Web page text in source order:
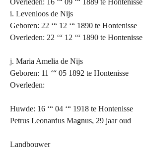
Overleden: 16 ‘“ 09 ‘“ 1889 te Hontenisse
i. Levenloos de Nijs
Geboren: 22 ‘“ 12 ‘“ 1890 te Hontenisse
Overleden: 22 ‘“ 12 ‘“ 1890 te Hontenisse
j. Maria Amelia de Nijs
Geboren: 11 ‘“ 05 1892 te Hontenisse
Overleden:
Huwde: 16 ‘“ 04 ‘“ 1918 te Hontenisse
Petrus Leonardus Magnus, 29 jaar oud
Landbouwer